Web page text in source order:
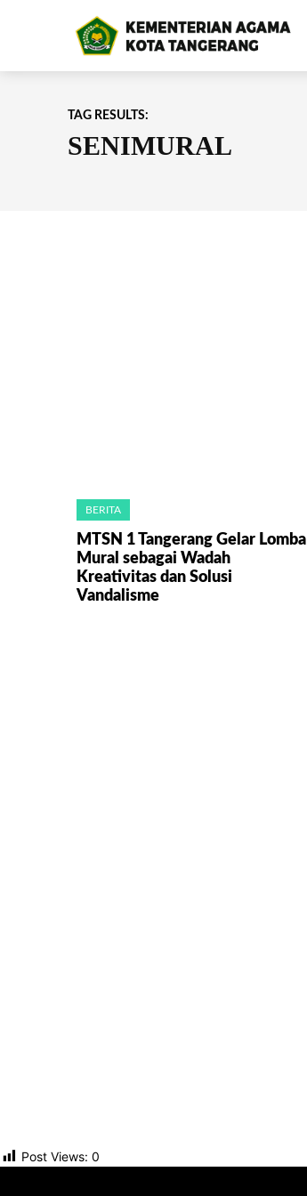
TAG RESULTS:
SENIMURAL
BERITA
MTSN 1 Tangerang Gelar Lomba
Mural sebagai Wadah
Kreativitas dan Solusi
Vandalisme
Post Views: 0